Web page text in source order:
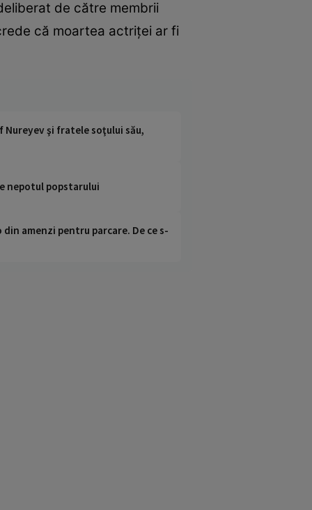
de către membrii
că moartea actriței ar fi
Nureyev şi fratele soţului său,
nepotul popstarului
amenzi pentru parcare. De ce s-